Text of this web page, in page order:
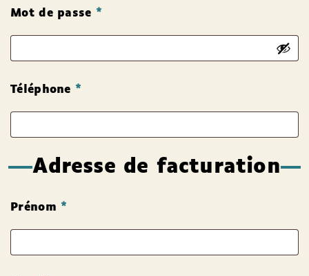
Mot de passe *
Téléphone *
Adresse de facturation
Prénom*